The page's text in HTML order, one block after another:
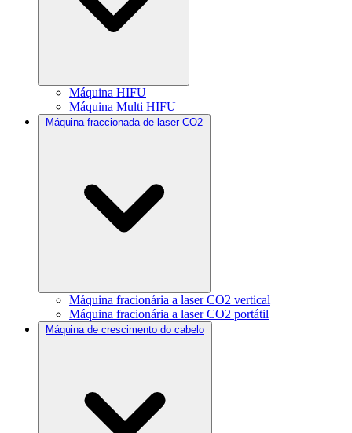
Máquina HIFU
Máquina Multi HIFU
Máquina fraccionada de laser CO2
Máquina fracionária a laser CO2 vertical
Máquina fracionária a laser CO2 portátil
Máquina de crescimento do cabelo